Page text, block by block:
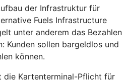
der Infrastruktur für
Fuels Infrastructure
unter anderem das Bezahlen
Kunden sollen bargeldlos und
können.
die Kartenterminal-Pflicht für